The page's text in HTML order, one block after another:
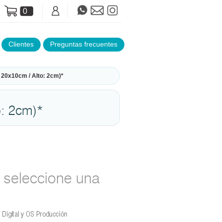
0
Clientes Preguntas frecuentes
20x10cm / Alto: 2cm)*
2cm)*
seleccione una